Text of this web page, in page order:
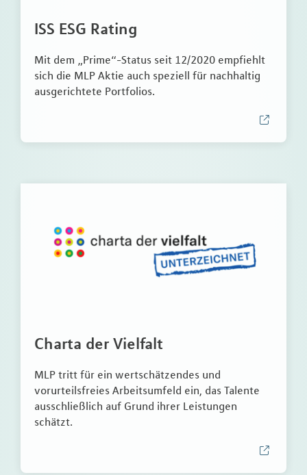
ISS ESG Rating
Mit dem „Prime“-Status seit 12/2020 empfiehlt
sich die MLP Aktie auch speziell für nachhaltig
ausgerichtete Portfolios.
Charta der Vielfalt
MLP tritt für ein wertschätzendes und
vorurteilsfreies Arbeitsumfeld ein, das Talente
ausschließlich auf Grund ihrer Leistungen
schätzt.